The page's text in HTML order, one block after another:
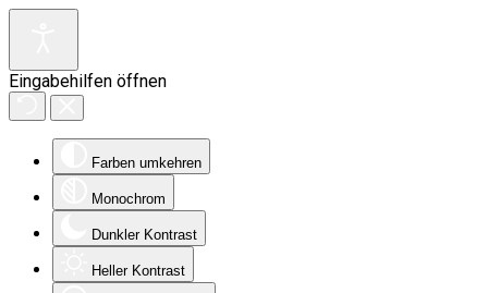
Eingabehilfen öffnen
Farben umkehren
Monochrom
Dunkler Kontrast
Heller Kontrast